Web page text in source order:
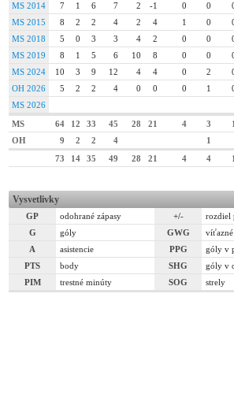
MS 64 12 33 45 28 21 4 3 1
OH
9 2 2 4 1
73
14 35 49 28 21 4 4 1
MS 2014
7 1 6 7 2 -1 0 0
MS 2015
8 2 2 4 2 4 1 0
MS 2018
5 0 3 3 4 2 0 0
MS 2019
8 1 5 6 10 8 0 0
MS 2024
10 3 9 12 4 4 0 2
OH 2026
5 2 2 4 0 0 0 1
MS 2026
Vysvetlivky
GP odohrané zápasy +/- rozdiel
G
góly GWG
A
asistencie PPG góly v
PTS
body SHG góly v
PIM
trestné minúty SOG strely